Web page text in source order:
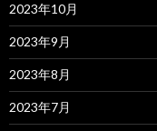
2023年10月
2023年9月
2023年8月
2023年7月